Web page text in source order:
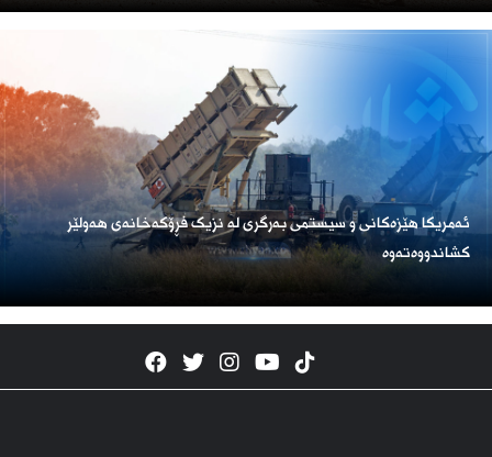
ئەمریكا هێزەكانی و سیستمی بەرگری لە نزیک فڕۆكەخانەی هەولێر
كشاندووەتەوە